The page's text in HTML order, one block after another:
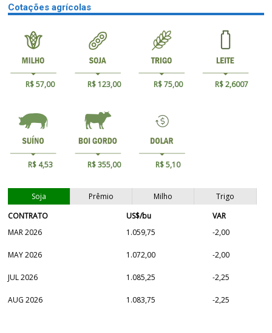
Cotações agrícolas
R$ 57,00 R$ 123,00 R$ 75,00 R$ 2,6007
R$ 4,53 R$ 355,00 R$ 5,10
Soja Prêmio Milho
Trigo
CONTRATO
US$/bu
VAR
MAR 2026
1.059,75 -2,00
MAY 2026 1.072,00 -2,00
JUL 2026 1.085,25 -2,25
AUG 2026 1.083,75 -2,25